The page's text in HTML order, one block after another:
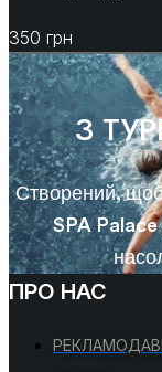
350 грн
З
Створений,
SPA Palace
ПРО НАС